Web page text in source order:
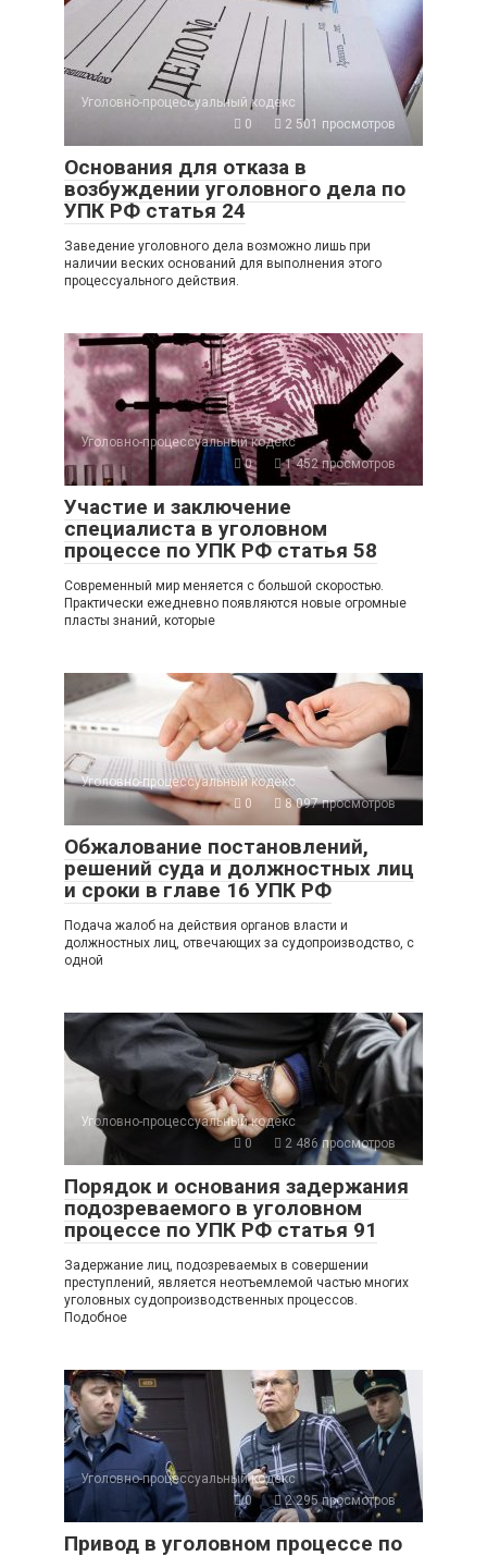
Уголовно-процессуальный кодекс
0
2 501 просмотров
Основания для отказа в
возбуждении уголовного дела по
УПК РФ статья 24
Заведение уголовного дела возможно лишь при
наличии веских оснований для выполнения этого
процессуального действия.
Уголовно-процессуальный кодекс
0
1 452 просмотров
Участие и заключение
специалиста в уголовном
процессе по УПК РФ статья 58
Современный мир меняется с большой скоростью.
Практически ежедневно появляются новые огромные
пласты знаний, которые
Уголовно-процессуальный кодекс
0
8 097 просмотров
Обжалование постановлений,
решений суда и должностных лиц
и сроки в главе 16 УПК РФ
Подача жалоб на действия органов власти и
должностных лиц, отвечающих за судопроизводство, с
одной
Уголовно-процессуальный кодекс
0
2 486 просмотров
Порядок и основания задержания
подозреваемого в уголовном
процессе по УПК РФ статья 91
Задержание лиц, подозреваемых в совершении
преступлений, является неотъемлемой частью многих
уголовных судопроизводственных процессов.
Подобное
Уголовно-процессуальный кодекс
0
2 295 просмотров
Привод в уголовном процессе по